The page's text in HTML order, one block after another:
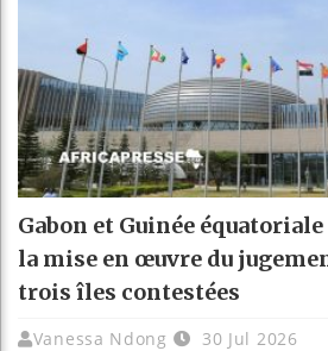
Gabon et Guinée
la mise en œuvre du
trois îles contestées
Vanessa Ndong 30 Jul 2026